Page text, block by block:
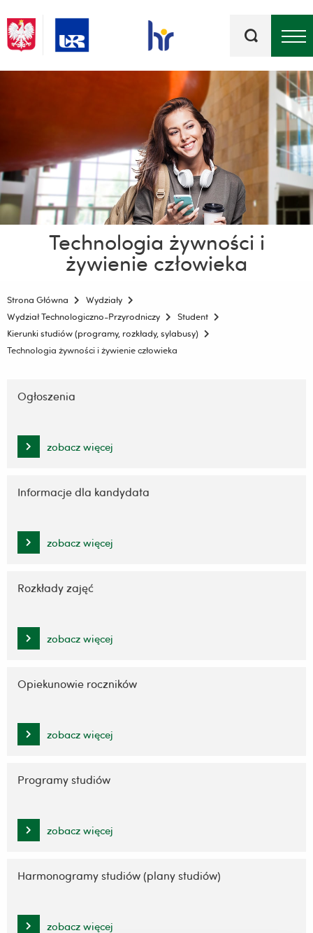
kluczowe
Technologia żywności i
żywienie człowieka
Strona Główna
Wydziały
Wydział Technologiczno-Przyrodniczy
Student
Kierunki studiów (programy, rozkłady, sylabusy)
Technologia żywności i żywienie człowieka
nawigację
treści
Ogłoszenia
zobacz więcej
Informacje dla kandydata
zobacz więcej
Rozkłady zajęć
zobacz więcej
Opiekunowie roczników
zobacz więcej
Programy studiów
zobacz więcej
Harmonogramy studiów (plany studiów)
zobacz więcej